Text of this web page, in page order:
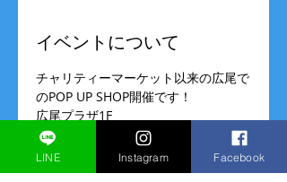
イベントについて
チャリティーマーケット以来の広尾で
のPOP UP SHOP開催です！
広尾プラザ1F
STS-3  カフェストリート　KFC前
営業時間  （今後の状況により変更の
可能性もございます）
LINE Instagram Facebook